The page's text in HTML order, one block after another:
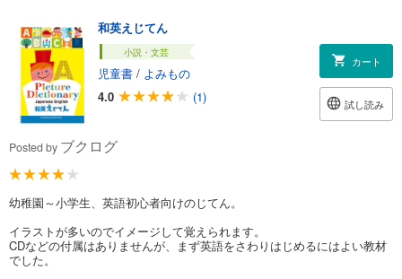
和英えじてん
小説・文芸
児童書 / よみもの
4.0
(1)
カート
試し読み
Posted by ブクログ
幼稚園～小学生、英語初心者向けのじてん。
イラストが多いのでイメージして覚えられます。
CDなどの付属はありませんが、まず英語をさわりはじめるにはよい教材
でした。